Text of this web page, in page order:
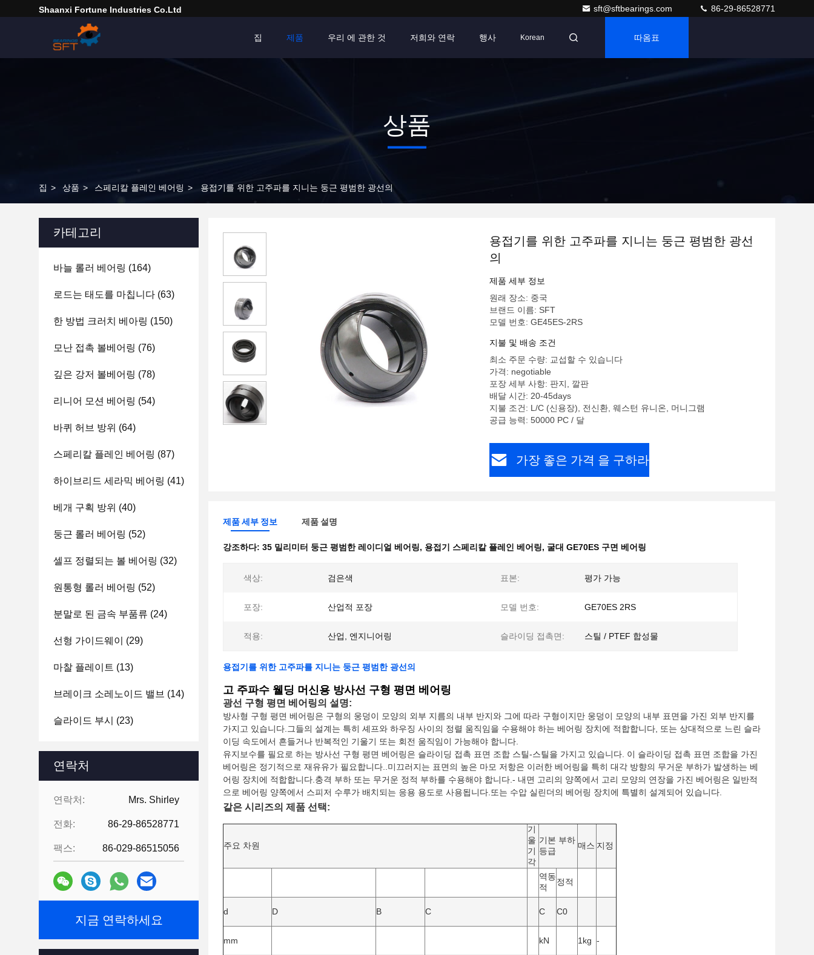
Shaanxi Fortune Industries Co.ltd sft@sftbearings.com 86-29-86528771
집 제품 우리 에 관한 것 저희와 연락 행사 Korean 따옴표
상품
집 > 상품 > 스페리칼 플레인 베어링 > 용접기를 위한 고주파를 지니는 둥근 평범한 광선의
카테고리
바늘 롤러 베어링 (164)
로드는 태도를 마칩니다 (63)
한 방법 크러치 베아링 (150)
모난 접촉 볼베어링 (76)
깊은 강저 볼베어링 (78)
리니어 모션 베어링 (54)
바퀴 허브 방위 (64)
스페리칼 플레인 베어링 (87)
하이브리드 세라믹 베어링 (41)
베개 구획 방위 (40)
둥근 롤러 베어링 (52)
셀프 정렬되는 볼 베어링 (32)
원통형 롤러 베어링 (52)
분말로 된 금속 부품류 (24)
선형 가이드웨이 (29)
마찰 플레이트 (13)
브레이크 소레노이드 밸브 (14)
슬라이드 부시 (23)
연락처
연락처: Mrs. Shirley
전화: 86-29-86528771
팩스: 86-029-86515056
지금 연락하세요
용접기를 위한 고주파를 지니는 둥근 평범한 광선
의
제품 세부 정보
원래 장소: 중국
브랜드 이름: SFT
모델 번호: GE45ES-2RS
지불 및 배송 조건
최소 주문 수량: 교섭할 수 있습니다
가격: negotiable
포장 세부 사항: 판지, 깔판
배달 시간: 20-45days
지불 조건: L/C (신용장), 전신환, 웨스턴 유니온, 머니그램
공급 능력: 50000 PC / 달
가장 좋은 가격 을 구하라
제품 세부 정보 제품 설명
강조하다: 35 밀리미터 둥근 평범한 레이디얼 베어링, 용접기 스페리칼 플레인 베어링, 굴대 GE70ES 구면 베어링
색상: 검은색 표본: 평가 가능
포장: 산업적 포장 모델 번호: GE70ES 2RS
적용: 산업, 엔지니어링 슬라이딩 접촉면: 스틸 / PTEF 합성물
용접기를 위한 고주파를 지니는 둥근 평범한 광선의
고 주파수 웰딩 머신용 방사선 구형 평면 베어링
광선 구형 평면 베어링의 설명:
방사형 구형 평면 베어링은 구형의 웅덩이 모양의 외부 지름의 내부 반지와 그에 따라 구형이지만 웅덩이 모양의 내부 표면을 가진 외부 반지를
가지고 있습니다.그들의 설계는 특히 셰프와 하우징 사이의 정렬 움직임을 수용해야 하는 베어링 장치에 적합합니다, 또는 상대적으로 느린 슬라
이딩 속도에서 흔들거나 반복적인 기울기 또는 회전 움직임이 가능해야 합니다.
유지보수를 필요로 하는 방사선 구형 평면 베어링은 슬라이딩 접촉 표면 조합 스틸-스틸을 가지고 있습니다. 이 슬라이딩 접촉 표면 조합을 가진
베어링은 정기적으로 재유유가 필요합니다..미끄러지는 표면의 높은 마모 저항은 이러한 베어링을 특히 대각 방향의 무거운 부하가 발생하는 베
어링 장치에 적합합니다.충격 부하 또는 무거운 정적 부하를 수용해야 합니다.- 내면 고리의 양쪽에서 고리 모양의 연장을 가진 베어링은 일반적
으로 베어링 양쪽에서 스피저 수루가 배치되는 응용 용도로 사용됩니다.또는 수압 실린더의 베어링 장치에 특별히 설계되어 있습니다.
같은 시리즈의 제품 선택:
주요 차원
기
울
기
각
기본 부하
등급
매스 지정
역동
적
정적
d D B C C C0
mm kN 1kg -